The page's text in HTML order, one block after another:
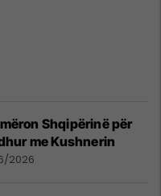
Shqipërinë për
me Kushnerin
2026